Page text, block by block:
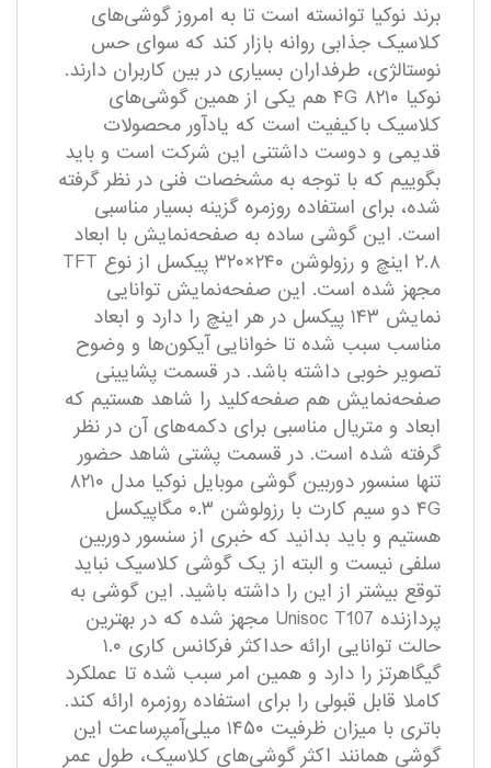
برند نوکیا توانسته است تا به امروز گوشی‌های
کلاسیک جذابی روانه بازار کند که سوای حس
نوستالژی، طرفداران بسیاری در بین کاربران دارند.
نوکیا ۸۲۱۰ ۴G هم یکی از همین گوشی‌های
کلاسیک با‌کیفیت است که یاد‌آور محصولات
قدیمی و دوست داشتنی این شرکت است و باید
بگوییم که با توجه به مشخصات فنی در نظر گرفته
شده، برای استفاده روزمره گزینه بسیار مناسبی
است. این گوشی ساده به صفحه‌نمایش با ابعاد
۲.۸ اینچ و رزولوشن ۲۴۰×۳۲۰ پیکسل از نوع TFT
مجهز شده است. این صفحه‌نمایش توانایی
نمایش ۱۴۳ پیکسل در هر اینچ را دارد و ابعاد
مناسب سبب شده تا خوانایی آیکون‌ها و وضوح
تصویر خوبی داشته باشد. در قسمت پشایینی
صفحه‌نمایش هم صفحه‌کلید را شاهد هستیم که
ابعاد و متریال مناسبی برای دکمه‌های آن در نظر
گرفته شده است. در قسمت پشتی شاهد حضور
تنها سنسور دوربین گوشی موبایل نوکیا مدل ۸۲۱۰
۴G دو سیم کارت با رزولوشن ۰.۳ مگاپیکسل
هستیم و باید بدانید که خبری از سنسور دوربین
سلفی نیست و البته از یک گوشی کلاسیک نباید
توقع بیشتر از این را داشته باشید. این گوشی به
پردازنده Unisoc T107 مجهز شده که در بهترین
حالت توانایی ارائه حداکثر فرکانس کاری ۱.۰
گیگاهرتز را دارد و همین امر سبب شده تا عملکرد
کاملا قابل قبولی را برای استفاده روزمره ارائه کند.
باتری با میزان ظرفیت ۱۴۵۰ میلی‌آمپر‌ساعت این
گوشی همانند اکثر گوشی‌های کلاسیک، طول عمر